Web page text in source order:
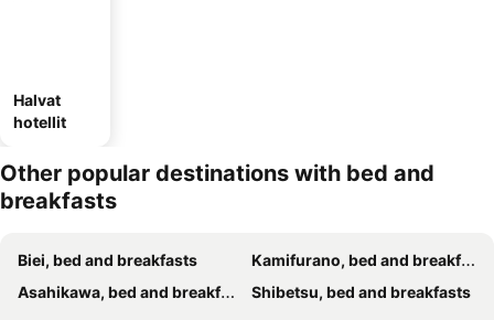
Halvat
hotellit
Other popular destinations with bed and
breakfasts
Biei, bed and breakfasts
Kamifurano, bed and breakfasts
Asahikawa, bed and breakfasts
Shibetsu, bed and breakfasts